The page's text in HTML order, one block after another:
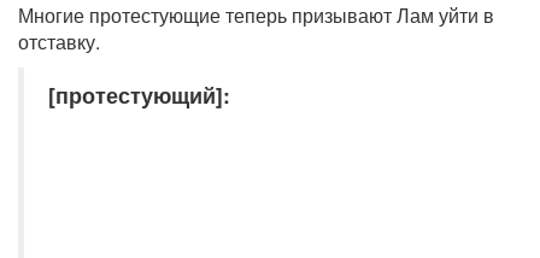
Многие протестующие теперь призывают Лам уйти в
отставку.
[протестующий]: